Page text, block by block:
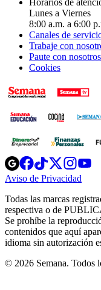
Lunes a Viernes
8:00 a.m. a 6:00
Canales de
Trabaje con
Paute con nosotros
Cookies
Opens
in
new
Opens
in
new
Opens
in
new
window
Opens
new
Aviso de Privacidad
new
Todas las marcas
respectiva o de
Se prohíbe la
contenidos que aquí
idioma sin autorización
© 2026 Semana. Todos